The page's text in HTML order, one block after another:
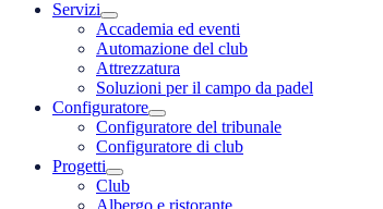
Servizi
Accademia ed eventi
Automazione del club
Attrezzatura
Soluzioni per il campo da padel
Configuratore
Configuratore del tribunale
Configuratore di club
Progetti
Club
Albergo e ristorante